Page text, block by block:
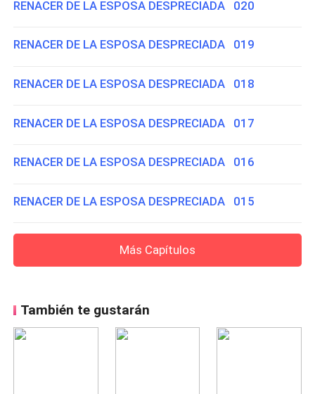
RENACER DE LA ESPOSA DESPRECIADA 020
RENACER DE LA ESPOSA DESPRECIADA 019
RENACER DE LA ESPOSA DESPRECIADA 018
RENACER DE LA ESPOSA DESPRECIADA 017
RENACER DE LA ESPOSA DESPRECIADA 016
RENACER DE LA ESPOSA DESPRECIADA 015
Más Capítulos
También te gustarán